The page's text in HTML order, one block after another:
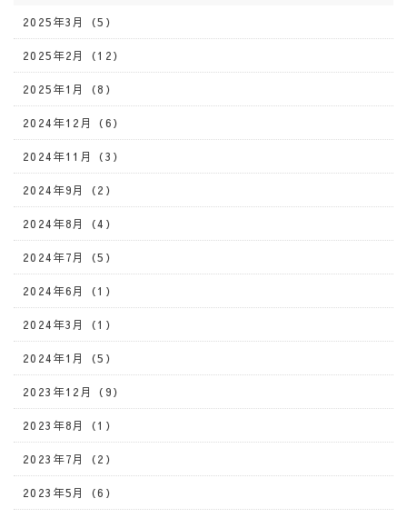
2025年3月（5）
2025年2月（12）
2025年1月（8）
2024年12月（6）
2024年11月（3）
2024年9月（2）
2024年8月（4）
2024年7月（5）
2024年6月（1）
2024年3月（1）
2024年1月（5）
2023年12月（9）
2023年8月（1）
2023年7月（2）
2023年5月（6）